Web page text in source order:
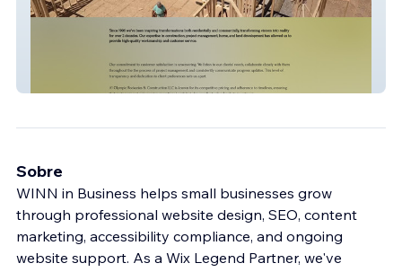
Sobre
WINN in Business helps small businesses grow
through professional website design, SEO, content
marketing, accessibility compliance, and ongoing
website support. As a Wix Legend Partner, we've